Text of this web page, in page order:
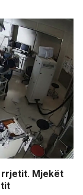
rrjetit. Mjekët